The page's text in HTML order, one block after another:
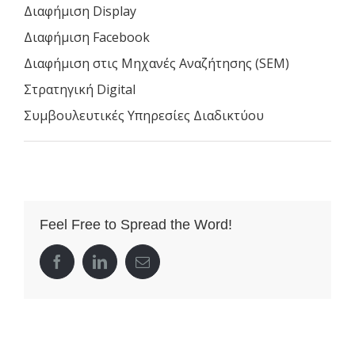
Διαφήμιση Display
Διαφήμιση Facebook
Διαφήμιση στις Μηχανές Αναζήτησης (SEM)
Στρατηγική Digital
Συμβουλευτικές Υπηρεσίες Διαδικτύου
Feel Free to Spread the Word!
facebooklinkedinEmail